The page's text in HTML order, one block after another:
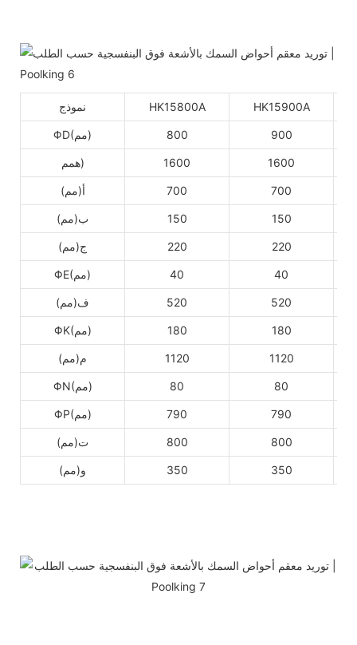
نموذج HK15800A HK15900A
ΦD(مم) 800 900
همم) 1600 1600
أ(مم) 700 700
ب(مم) 150 150
ج(مم) 220 220
ΦE(مم) 40 40
ف(مم) 520 520
ΦK(مم) 180 180
م(مم) 1120 1120
ΦN(مم) 80 80
ΦP(مم) 790 790
ت(مم) 800 800
و(مم) 350 350